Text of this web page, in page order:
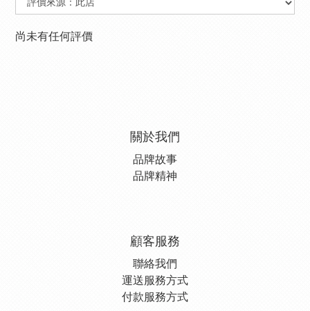
尚未有任何評價
關於我們
品牌故事
品牌精神
顧客服務
聯絡我們
運送服務方式
付款服務方式